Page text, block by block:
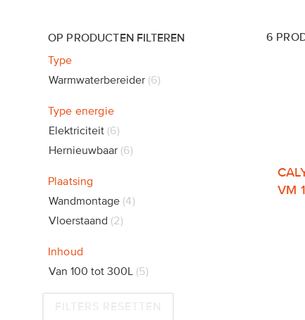
OP PRODUCTEN FILTEREN
Type
Warmwaterbereider 6
Type energie
Elektriciteit 6
Hernieuwbaar 6
Plaatsing
Wandmontage 4
Vloerstaand 2
Inhoud
Van 100 tot 300L 5
6
VM